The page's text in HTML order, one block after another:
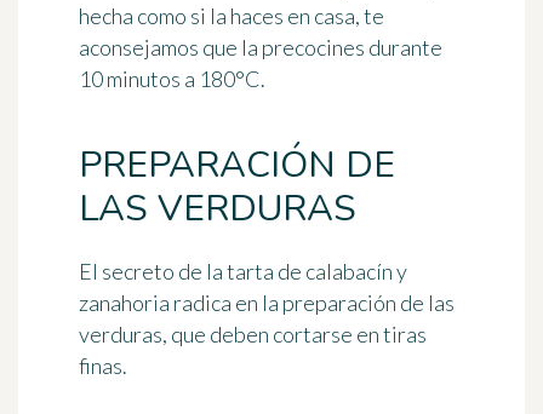
hecha como si la haces en casa, te
aconsejamos que la precocines durante
10 minutos a 180°C.
PREPARACIÓN DE
LAS VERDURAS
El secreto de la tarta de calabacín y
zanahoria radica en la preparación de las
verduras, que deben cortarse en tiras
finas.